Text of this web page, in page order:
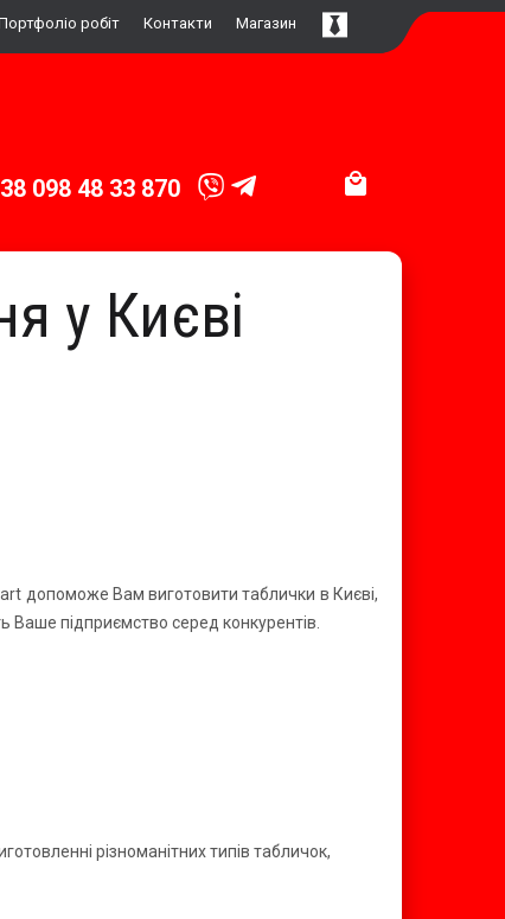
робіт Контакти Магазин
098 48 33 870
у Києві
допоможе Вам виготовити таблички в Києві,
Ваше підприємство серед конкурентів.
різноманітних типів табличок,